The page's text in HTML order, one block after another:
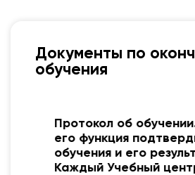
Документы по
обучения
Протокол об
его функция
обучения и его
Каждый Учебный